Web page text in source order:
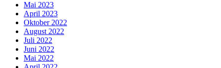
Mai 2023
April 2023
Oktober 2022
August 2022
Juli 2022
Juni 2022
Mai 2022